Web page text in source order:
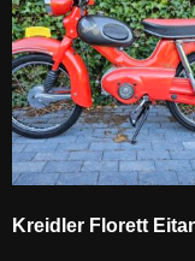
Kreidler Florett